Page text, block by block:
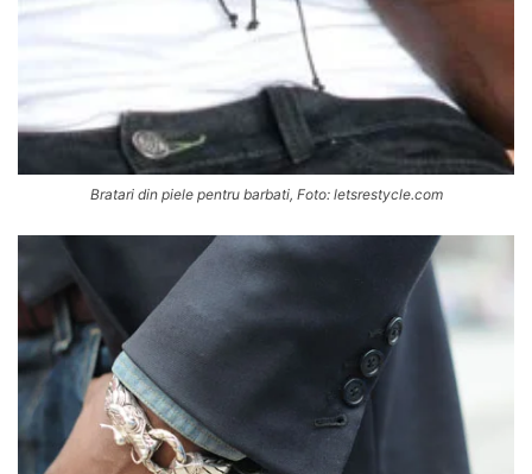
Bratari din piele pentru barbati, Foto: letsrestycle.com